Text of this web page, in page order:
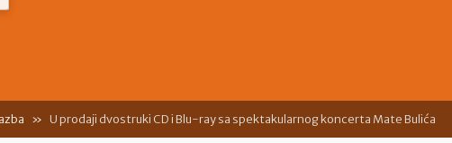
U prodaji dvostruki CD i Blu-ray sa spektakularnog koncerta Mate Bulića